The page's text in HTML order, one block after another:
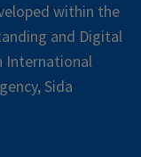
within the
and Digital
International
Sida